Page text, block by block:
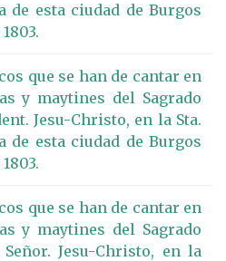
esta ciudad de Burgos
que se han de cantar en
y maytines del Sagrado
Jesu-Christo, en la Sta.
esta ciudad de Burgos
que se han de cantar en
y maytines del Sagrado
Jesu-Christo, en la